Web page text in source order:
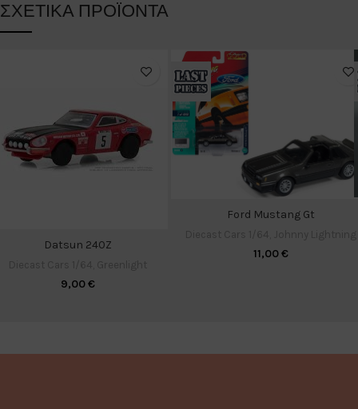
ΣΧΕΤΙΚΆ ΠΡΟΪΌΝΤΑ
Datsun 240Z
9,00€
Ford Mustang Gt
11,00€